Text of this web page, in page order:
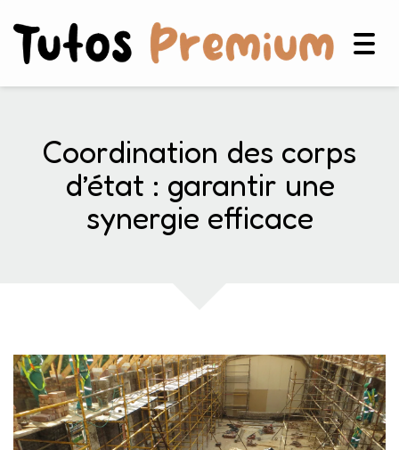
Coordination des corps
d’état : garantir une
synergie efficace